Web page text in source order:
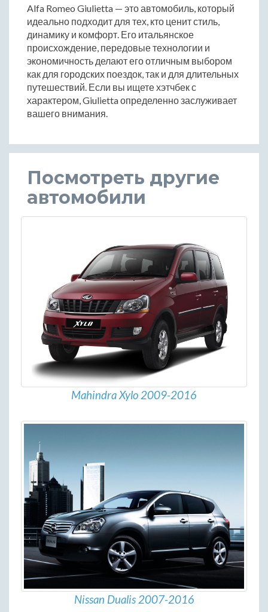
Alfa Romeo Giulietta — это автомобиль, который
идеально подходит для тех, кто ценит стиль,
динамику и комфорт. Его итальянское
происхождение, передовые технологии и
экономичность делают его отличным выбором
как для городских поездок, так и для длительных
путешествий. Если вы ищете хэтчбек с
характером, Giulietta определенно заслуживает
вашего внимания.
Посмотреть другие
автомобили
Mahindra Xylo 2009-2016
Nissan Dualis 2007-2016